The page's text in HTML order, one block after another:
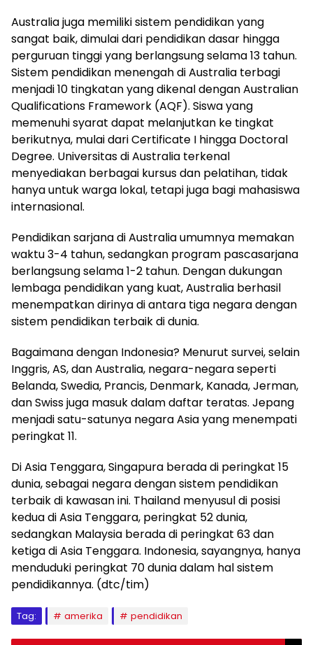
Australia juga memiliki sistem pendidikan yang
sangat baik, dimulai dari pendidikan dasar hingga
perguruan tinggi yang berlangsung selama 13 tahun.
Sistem pendidikan menengah di Australia terbagi
menjadi 10 tingkatan yang dikenal dengan Australian
Qualifications Framework (AQF). Siswa yang
memenuhi syarat dapat melanjutkan ke tingkat
berikutnya, mulai dari Certificate I hingga Doctoral
Degree. Universitas di Australia terkenal
menyediakan berbagai kursus dan pelatihan, tidak
hanya untuk warga lokal, tetapi juga bagi mahasiswa
internasional.
Pendidikan sarjana di Australia umumnya memakan
waktu 3-4 tahun, sedangkan program pascasarjana
berlangsung selama 1-2 tahun. Dengan dukungan
lembaga pendidikan yang kuat, Australia berhasil
menempatkan dirinya di antara tiga negara dengan
sistem pendidikan terbaik di dunia.
Bagaimana dengan Indonesia? Menurut survei, selain
Inggris, AS, dan Australia, negara-negara seperti
Belanda, Swedia, Prancis, Denmark, Kanada, Jerman,
dan Swiss juga masuk dalam daftar teratas. Jepang
menjadi satu-satunya negara Asia yang menempati
peringkat 11.
Di Asia Tenggara, Singapura berada di peringkat 15
dunia, sebagai negara dengan sistem pendidikan
terbaik di kawasan ini. Thailand menyusul di posisi
kedua di Asia Tenggara, peringkat 52 dunia,
sedangkan Malaysia berada di peringkat 63 dan
ketiga di Asia Tenggara. Indonesia, sayangnya, hanya
menduduki peringkat 70 dunia dalam hal sistem
pendidikannya. (dtc/tim)
Tag: amerika pendidikan